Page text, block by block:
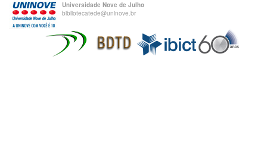
Universidade Nove de Julho
bibliotecatede@uninove.br